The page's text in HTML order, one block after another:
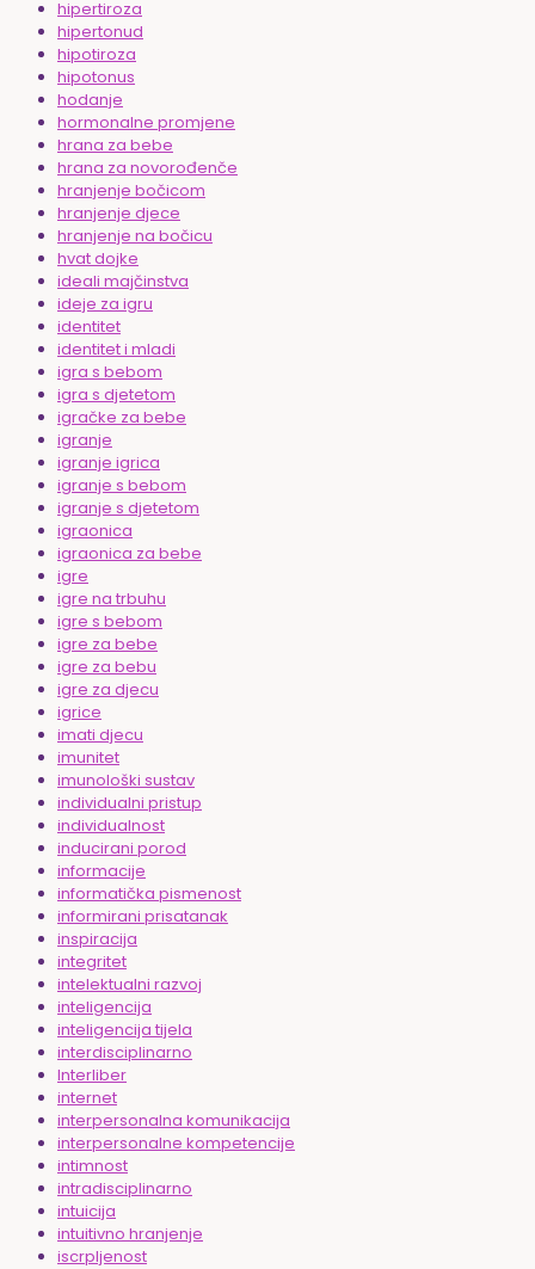
hipertiroza
hipertonud
hipotiroza
hipotonus
hodanje
hormonalne promjene
hrana za bebe
hrana za novorođenče
hranjenje bočicom
hranjenje djece
hranjenje na bočicu
hvat dojke
ideali majčinstva
ideje za igru
identitet
identitet i mladi
igra s bebom
igra s djetetom
igračke za bebe
igranje
igranje igrica
igranje s bebom
igranje s djetetom
igraonica
igraonica za bebe
igre
igre na trbuhu
igre s bebom
igre za bebe
igre za bebu
igre za djecu
igrice
imati djecu
imunitet
imunološki sustav
individualni pristup
individualnost
inducirani porod
informacije
informatička pismenost
informirani prisatanak
inspiracija
integritet
intelektualni razvoj
inteligencija
inteligencija tijela
interdisciplinarno
Interliber
internet
interpersonalna komunikacija
interpersonalne kompetencije
intimnost
intradisciplinarno
intuicija
intuitivno hranjenje
iscrpljenost